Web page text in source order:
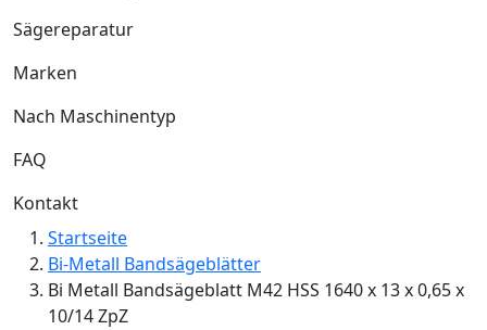
Sägereparatur
Marken
Nach Maschinentyp
FAQ
Kontakt
Startseite
Bi-Metall Bandsägeblätter
Bi Metall Bandsägeblatt M42 HSS 1640 x 13 x 0,65 x
10/14 ZpZ